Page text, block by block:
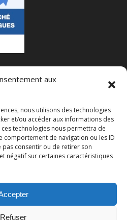
aux
nous utilisons des technologies
et/ou accéder aux informations des
technologies nous permettra de
comportement de navigation ou les ID
pas consentir ou de retirer son
négatif sur certaines caractéristiques
Refuser
Organismes de Formation en Langues
et les langues
Langues